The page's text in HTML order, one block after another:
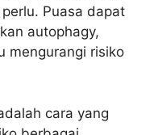
Puasa dapat
autophagy,
mengurangi risiko
cara yang